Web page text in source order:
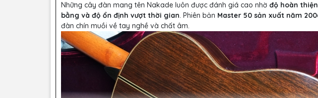
Những cây đàn mang tên Nakade luôn được đánh giá cao nhờ độ hoàn
bằng và độ ổn định vượt thời gian. Phiên bản Master 50 sản xuất năm
đàn chín muồi về tay nghề và chất âm.